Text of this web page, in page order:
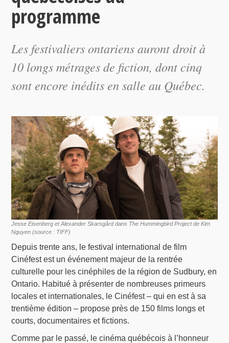
programme
Les festivaliers ontariens auront droit à
10 longs métrages de fiction, dont cinq
sont encore inédits en salle au Québec.
Jesse Eisenberg et Alexander Skarsgård dans The Hummingbird Project de Kim
Nguyen (source : TIFF)
Depuis trente ans, le festival international de film
Cinéfest est un événement majeur de la rentrée
culturelle pour les cinéphiles de la région de Sudbury, en
Ontario. Habitué à présenter de nombreuses primeurs
locales et internationales, le Cinéfest – qui en est à sa
trentième édition – propose près de 150 films longs et
courts, documentaires et fictions.
Comme par le passé, le cinéma québécois à l’honneur